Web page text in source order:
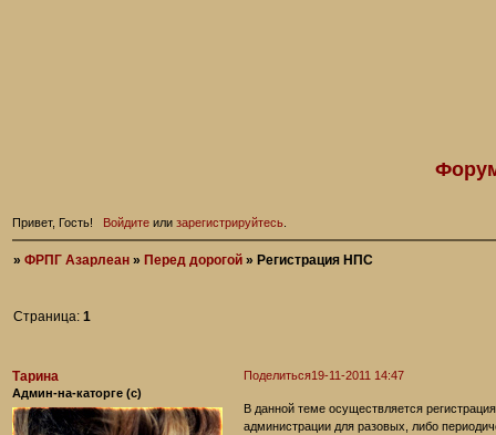
Привет, Гость! Войдитеили зарегистрируйтесь.
»ФРПГ Азарлеан » Перед дорогой » Регистрация НПС
Страница:1
Поделиться19-11-2011 14:47
Тарина
Админ-на-каторге (с)
В данной теме осуществляется
администрации для разовых, либо